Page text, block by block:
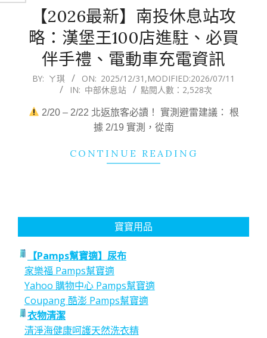
【2026最新】南投休息站攻
略：漢堡王100店進駐、必買
伴手禮、電動車充電資訊
2025-
31
BY: ㄚ琪 ON: 2025/12/31 ,MODIFIED:2026/07/11
IN: 中部休息站 點閱人數：2,528次
2/20 – 2/22 北返旅客必讀！ 實測避雷建議： 根
據 2/19 實測，從南
CONTINUE READING
寶寶用品
【Pamps幫寶適】尿布
家樂福 Pamps幫寶適
Yahoo 購物中心 Pamps幫寶適
Coupang 酷澎 Pamps幫寶適
衣物清潔
清淨海健康呵護天然洗衣精